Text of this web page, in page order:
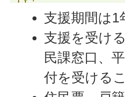
支援期間は1
支援を受け
民課窓口、
付を受ける